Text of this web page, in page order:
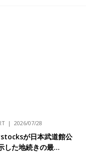
2026/07/28
が日本武道館公
した地続きの最…